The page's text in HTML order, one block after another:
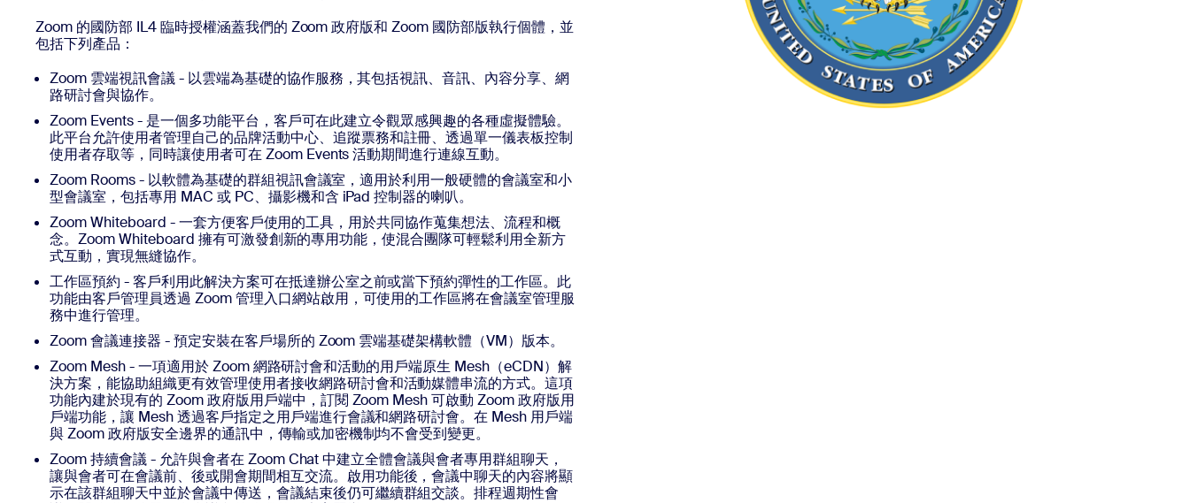
Zoom 的國防部 IL4 臨時授權涵蓋我們的 Zoom 政府版和 Zoom 國防部版執行個體，並
包括下列產品：
Zoom 雲端視訊會議 - 以雲端為基礎的協作服務，其包括視訊、音訊、內容分享、網
路研討會與協作。
Zoom Events - 是一個多功能平台，客戶可在此建立令觀眾感興趣的各種虛擬體驗。
此平台允許使用者管理自己的品牌活動中心、追蹤票務和註冊、透過單一儀表板控制
使用者存取等，同時讓使用者可在 Zoom Events 活動期間進行連線互動。
Zoom Rooms - 以軟體為基礎的群組視訊會議室，適用於利用一般硬體的會議室和小
型會議室，包括專用 MAC 或 PC、攝影機和含 iPad 控制器的喇叭。
Zoom Whiteboard - 一套方便客戶使用的工具，用於共同協作蒐集想法、流程和概
念。Zoom Whiteboard 擁有可激發創新的專用功能，使混合團隊可輕鬆利用全新方
式互動，實現無縫協作。
工作區預約 - 客戶利用此解決方案可在抵達辦公室之前或當下預約彈性的工作區。此
功能由客戶管理員透過 Zoom 管理入口網站啟用，可使用的工作區將在會議室管理服
務中進行管理。
Zoom 會議連接器 - 預定安裝在客戶場所的 Zoom 雲端基礎架構軟體（VM）版本。
Zoom Mesh - 一項適用於 Zoom 網路研討會和活動的用戶端原生 Mesh（eCDN）解
決方案，能協助組織更有效管理使用者接收網路研討會和活動媒體串流的方式。這項
功能內建於現有的 Zoom 政府版用戶端中，訂閱 Zoom Mesh 可啟動 Zoom 政府版用
戶端功能，讓 Mesh 透過客戶指定之用戶端進行會議和網路研討會。在 Mesh 用戶端
與 Zoom 政府版安全邊界的通訊中，傳輸或加密機制均不會受到變更。
Zoom 持續會議 - 允許與會者在 Zoom Chat 中建立全體會議與會者專用群組聊天，
讓與會者可在會議前、後或開會期間相互交流。啟用功能後，會議中聊天的內容將顯
示在該群組聊天中並於會議中傳送，會議結束後仍可繼續群組交談。排程週期性會